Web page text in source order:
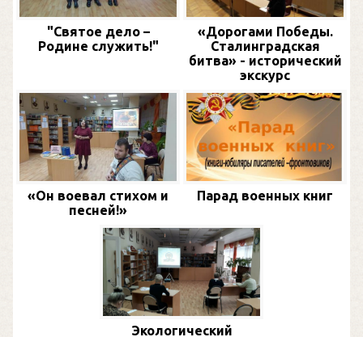
"Святое дело –
Родине служить!"
«Дорогами Победы.
Сталинградская
битва» - исторический
экскурс
«Он воевал стихом и
песней!»
Парад военных книг
Экологический